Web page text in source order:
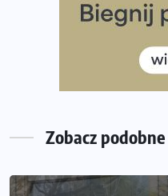
Ile razy w tygodniu
często biegać, żeby
Już w ten weekend!
i Półmaraton
Zobacz podobne